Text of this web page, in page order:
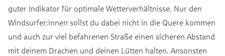
guter Indikator für optimale Wetterverhältnisse. Nur den
Windsurfer:innen sollst du dabei nicht in die Quere kommen
und auch zur viel befahrenen Straße einen sicheren Abstand
mit deinem Drachen und deinen Lütten halten. Ansonsten